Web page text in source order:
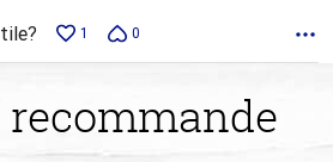
1 0